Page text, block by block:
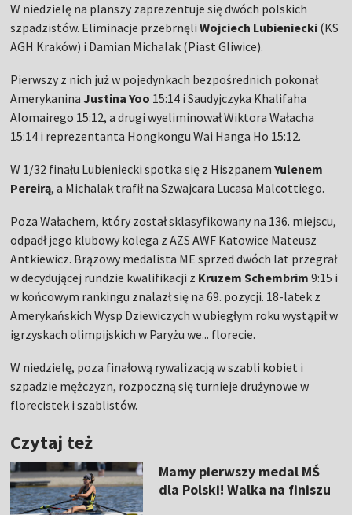
W niedzielę na planszy zaprezentuje się dwóch polskich
szpadzistów. Eliminacje przebrnęliWojciech Lubieniecki (KS
AGH Kraków) i Damian Michalak (Piast Gliwice).
Pierwszy z nich już w pojedynkach bezpośrednich pokonał
Amerykanina Justina Yoo 15:14 i Saudyjczyka Khalifaha
Alomairego 15:12, a drugi wyeliminował Wiktora Wałacha
15:14 i reprezentanta Hongkongu Wai Hanga Ho 15:12.
W 1/32 finału Lubieniecki spotka się z HiszpanemYulenem
Pereirą, a Michalak trafił na Szwajcara Lucasa Malcottiego.
Poza Wałachem, który został sklasyfikowany na 136. miejscu,
odpadł jego klubowy kolega z AZS AWF Katowice Mateusz
Antkiewicz. Brązowy medalista ME sprzed dwóch lat przegrał
w decydującej rundzie kwalifikacji z Kruzem Schembrim 9:15 i
w końcowym rankingu znalazł się na 69. pozycji. 18-latek z
Amerykańskich Wysp Dziewiczych w ubiegłym roku wystąpił w
igrzyskach olimpijskich w Paryżu we... florecie.
W niedzielę, poza finałową rywalizacją w szabli kobiet i
szpadzie mężczyzn, rozpoczną się turnieje drużynowe w
florecistek i szablistów.
Czytaj też
Mamy pierwszy medal MŚ
dla Polski! Walka na finiszu